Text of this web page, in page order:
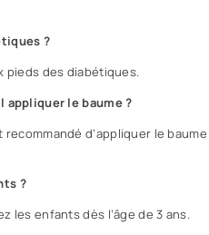
?
pieds des diabétiques.
le baume ?
d’appliquer le baume
?
les enfants dès l’âge de 3 ans.